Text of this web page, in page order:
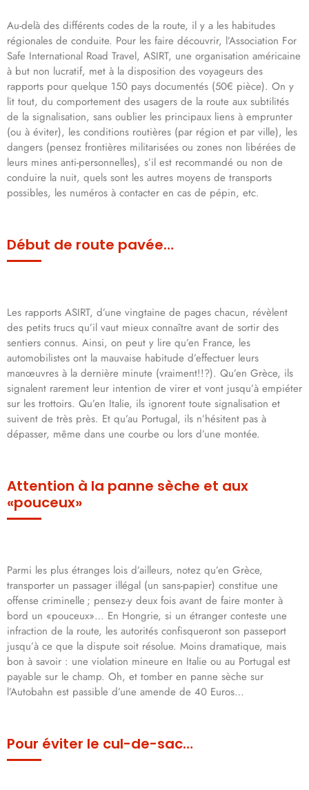
Au-delà des différents codes de la route, il y a les habitudes
régionales de conduite. Pour les faire découvrir, l’Association For
Safe International Road Travel, ASIRT, une organisation américaine
à but non lucratif, met à la disposition des voyageurs des
rapports pour quelque 150 pays documentés (50€ pièce). On y
lit tout, du comportement des usagers de la route aux subtilités
de la signalisation, sans oublier les principaux liens à emprunter
(ou à éviter), les conditions routières (par région et par ville), les
dangers (pensez frontières militarisées ou zones non libérées de
leurs mines anti-personnelles), s’il est recommandé ou non de
conduire la nuit, quels sont les autres moyens de transports
possibles, les numéros à contacter en cas de pépin, etc.
Début de route pavée…
Les rapports ASIRT, d’une vingtaine de pages chacun, révèlent
des petits trucs qu’il vaut mieux connaître avant de sortir des
sentiers connus. Ainsi, on peut y lire qu’en France, les
automobilistes ont la mauvaise habitude d’effectuer leurs
manœuvres à la dernière minute (vraiment!!?). Qu’en Grèce, ils
signalent rarement leur intention de virer et vont jusqu’à empiéter
sur les trottoirs. Qu’en Italie, ils ignorent toute signalisation et
suivent de très près. Et qu’au Portugal, ils n’hésitent pas à
dépasser, même dans une courbe ou lors d’une montée.
Attention à la panne sèche et aux
«pouceux»
Parmi les plus étranges lois d’ailleurs, notez qu’en Grèce,
transporter un passager illégal (un sans-papier) constitue une
offense criminelle ; pensez-y deux fois avant de faire monter à
bord un «pouceux»… En Hongrie, si un étranger conteste une
infraction de la route, les autorités confisqueront son passeport
jusqu’à ce que la dispute soit résolue. Moins dramatique, mais
bon à savoir : une violation mineure en Italie ou au Portugal est
payable sur le champ. Oh, et tomber en panne sèche sur
l’Autobahn est passible d’une amende de 40 Euros…
Pour éviter le cul-de-sac…